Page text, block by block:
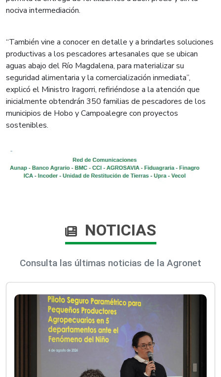
nociva intermediación.
“También vine a conocer en detalle y a brindarles soluciones
productivas a los pescadores artesanales que se ubican
aguas abajo del Río Magdalena, para materializar su
seguridad alimentaria y la comercialización inmediata”,
explicó el Ministro Iragorri, refiriéndose a la atención que
inicialmente obtendrán 350 familias de pescadores de los
municipios de Hobo y Campoalegre con proyectos
sostenibles.
NOTICIAS
Consulta las últimas noticias de la Agronet